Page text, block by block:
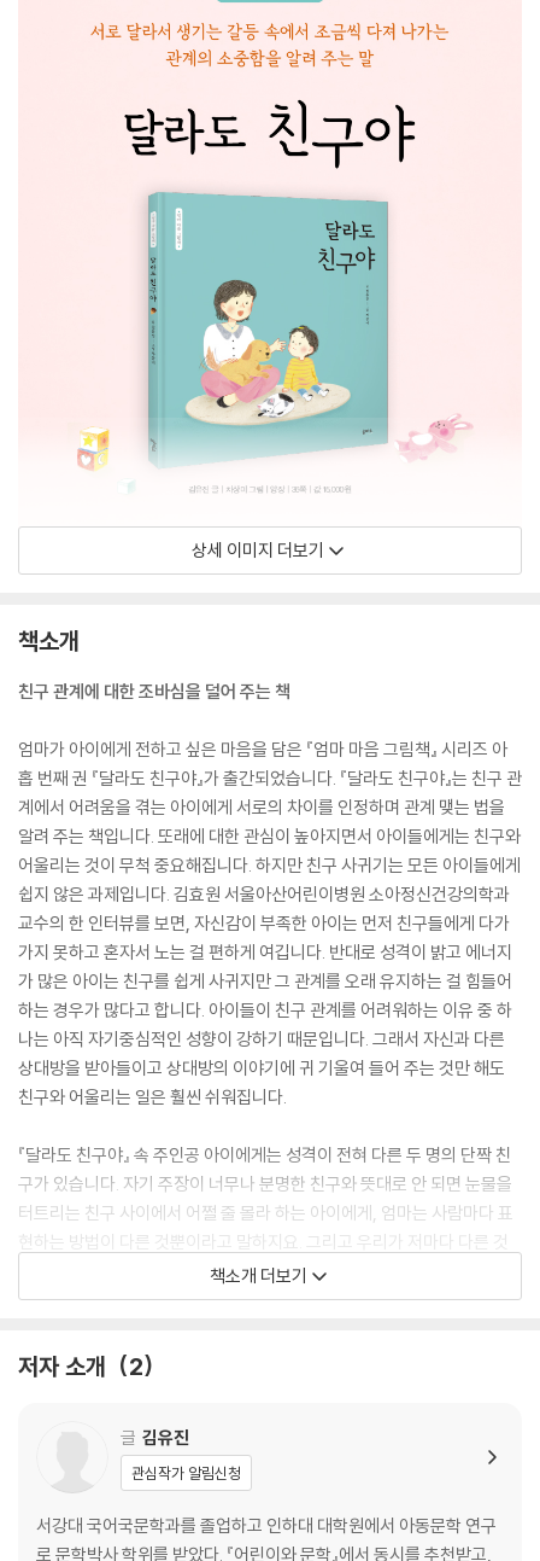
상세 이미지 더보기
책소개
친구 관계에 대한 조바심을 덜어 주는 책
엄마가 아이에게 전하고 싶은 마음을 담은 『엄마 마음 그림책』 시리즈 아
홉 번째 권 『달라도 친구야』가 출간되었습니다. 『달라도 친구야』는 친구 관
계에서 어려움을 겪는 아이에게 서로의 차이를 인정하며 관계 맺는 법을
알려 주는 책입니다. 또래에 대한 관심이 높아지면서 아이들에게는 친구와
어울리는 것이 무척 중요해집니다. 하지만 친구 사귀기는 모든 아이들에게
쉽지 않은 과제입니다. 김효원 서울아산어린이병원 소아정신건강의학과
교수의 한 인터뷰를 보면, 자신감이 부족한 아이는 먼저 친구들에게 다가
가지 못하고 혼자서 노는 걸 편하게 여깁니다. 반대로 성격이 밝고 에너지
가 많은 아이는 친구를 쉽게 사귀지만 그 관계를 오래 유지하는 걸 힘들어
하는 경우가 많다고 합니다. 아이들이 친구 관계를 어려워하는 이유 중 하
나는 아직 자기중심적인 성향이 강하기 때문입니다. 그래서 자신과 다른
상대방을 받아들이고 상대방의 이야기에 귀 기울여 들어 주는 것만 해도
친구와 어울리는 일은 훨씬 쉬워집니다.
『달라도 친구야』 속 주인공 아이에게는 성격이 전혀 다른 두 명의 단짝 친
구가 있습니다. 자기 주장이 너무나 분명한 친구와 뜻대로 안 되면 눈물을
터트리는 친구 사이에서 어쩔 줄 몰라 하는 아이에게, 엄마는 사람마다 표
현하는 방법이 다른 것뿐이라고 말하지요. 그리고 우리가 저마다 다른 것
은 자연스러운 일이며, 서로의 차이를 있는 그대로 받아들이는 게 친구 사
이라고 설명합니다. 아무리 친한 친구라도 마음이 맞지 않을 때는, 조금 양
않는 친구 관계로 어려움을 겪는 아이가 있다면 『달라도 친구야』를 건네
앞으로 접하게 될 인간 관계는 더 풍요롭고 다채로워질 것입니다.
책소개 더보기
저자 소개 2
글 김유진
관심작가 알림신청
서강대 국어국문학과를 졸업하고 인하대 대학원에서 아동문학 연구
로 문학박사 학위를 받았다. 『어린이와 문학』에서 동시를 추천받고,